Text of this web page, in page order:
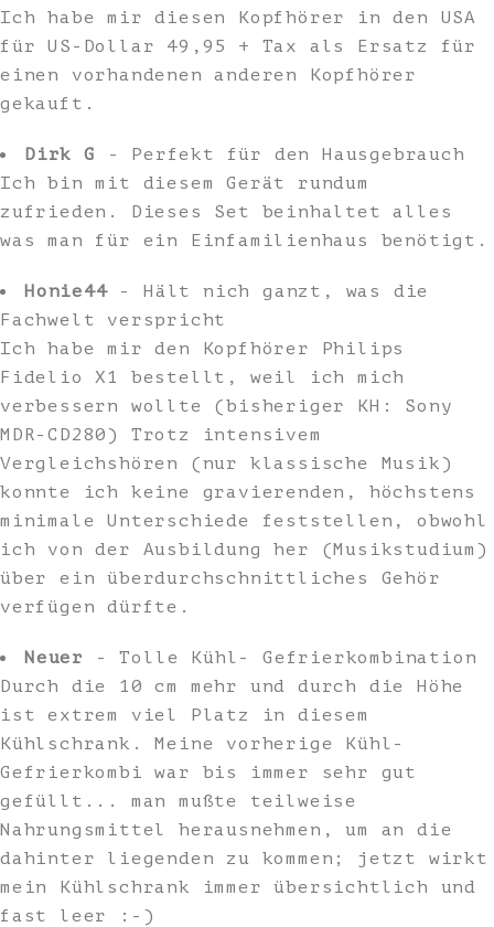
Ich habe mir diesen Kopfhörer in den USA
für US-Dollar 49,95 + Tax als Ersatz für
einen vorhandenen anderen Kopfhörer
gekauft.
Dirk G
- Perfekt für den Hausgebrauch
Ich bin mit diesem Gerät rundum
zufrieden. Dieses Set beinhaltet alles
was man für ein Einfamilienhaus benötigt.
Honie44- Hält nich ganzt, was die
Fachwelt verspricht
Ich habe mir den Kopfhörer Philips
Fidelio X1 bestellt, weil ich mich
verbessern wollte (bisheriger KH: Sony
MDR-CD280) Trotz intensivem
Vergleichshören (nur klassische Musik)
konnte ich keine gravierenden, höchstens
minimale Unterschiede feststellen, obwohl
ich von der Ausbildung her (Musikstudium)
über ein überdurchschnittliches Gehör
verfügen dürfte.
Neuer
- Tolle Kühl- Gefrierkombination
Durch die 10 cm mehr und durch die Höhe
ist extrem viel Platz in diesem
Kühlschrank. Meine vorherige Kühl-
Gefrierkombi war bis immer sehr gut
gefüllt... man mußte teilweise
Nahrungsmittel herausnehmen, um an die
dahinter liegenden zu kommen; jetzt wirkt
mein Kühlschrank immer übersichtlich und
fast leer :-)